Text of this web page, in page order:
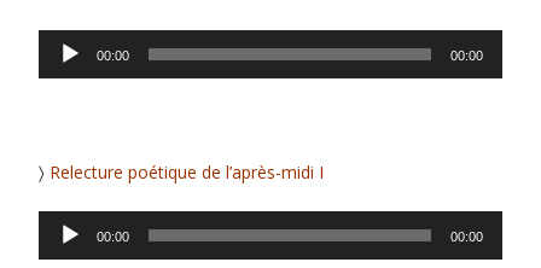
Lecteur
audio
00:00 00:00
〉 Relecture poétique de l’après-midi I
Lecteur
audio
00:00 00:00